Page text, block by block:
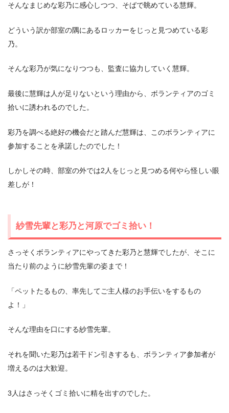
そんなまじめな彩乃に感心しつつ、そばで眺めている慧輝。
どういう訳か部室の隅にあるロッカーをじっと見つめている彩
乃。
そんな彩乃が気になりつつも、監査に協力していく慧輝。
最後に慧輝は人が足りないという理由から、ボランティアのゴミ
拾いに誘われるのでした。
彩乃を調べる絶好の機会だと踏んだ慧輝は、このボランティアに
参加することを承諾したのでした！
しかしその時、部室の外では2人をじっと見つめる何やら怪しい眼
差しが！
紗雪先輩と彩乃と河原でゴミ拾い！
さっそくボランティアにやってきた彩乃と慧輝でしたが、そこに
当たり前のように紗雪先輩の姿まで！
「ペットたるもの、率先してご主人様のお手伝いをするもの
よ！」
そんな理由を口にする紗雪先輩。
それを聞いた彩乃は若干ドン引きするも、ボランティア参加者が
増えるのは大歓迎。
3人はさっそくゴミ拾いに精を出すのでした。